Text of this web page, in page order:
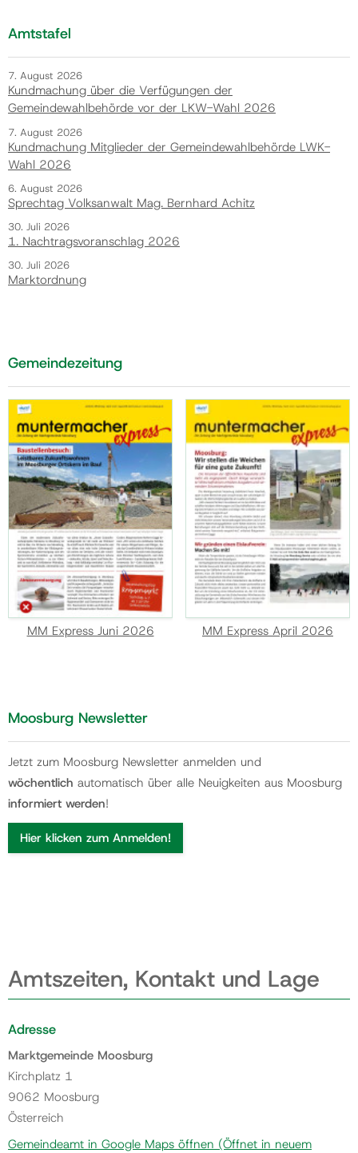
Amtstafel
7. August 2026
Kundmachung über die Verfügungen der
Gemeindewahlbehörde vor der LKW-Wahl 2026
7. August 2026
Kundmachung Mitglieder der Gemeindewahlbehörde LWK-
Wahl 2026
6. August 2026
Sprechtag Volksanwalt Mag. Bernhard Achitz
30. Juli 2026
1. Nachtragsvoranschlag 2026
30. Juli 2026
Marktordnung
Gemeindezeitung
MM Express Juni 2026 MM Express April 2026
Moosburg Newsletter
Jetzt zum Moosburg Newsletter anmelden und
wöchentlich automatisch über alle Neuigkeiten aus Moosburg
informiert werden!
Hier klicken zum Anmelden!
Amtszeiten, Kontakt und Lage
Adresse
Marktgemeinde Moosburg
Kirchplatz 1
9062 Moosburg
Österreich
Gemeindeamt in Google Maps öffnen (Öffnet in neuem